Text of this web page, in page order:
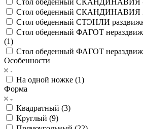
Стол обеденный СКАНДИНАВИЯ
Стол обеденный СТЭНЛИ
Стол обеденный ФАГОТ
(1)
Стол обеденный ФАГОТ
Особенности
На одной ножке (1)
Форма
Квадратный (3)
Круглый (9)